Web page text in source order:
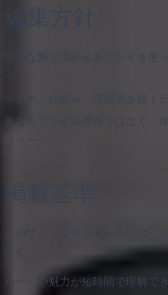
編集方針
可能な限り埋め込みプレイを使
ジ
テンポ、仕組み、雰囲気を短く
単なるファイル構造ではなく、
リページ
掲載基準
ルールや魅力が短時間で理解で